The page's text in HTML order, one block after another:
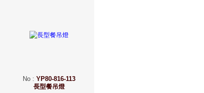
No : YP80-816-113
長型餐吊燈